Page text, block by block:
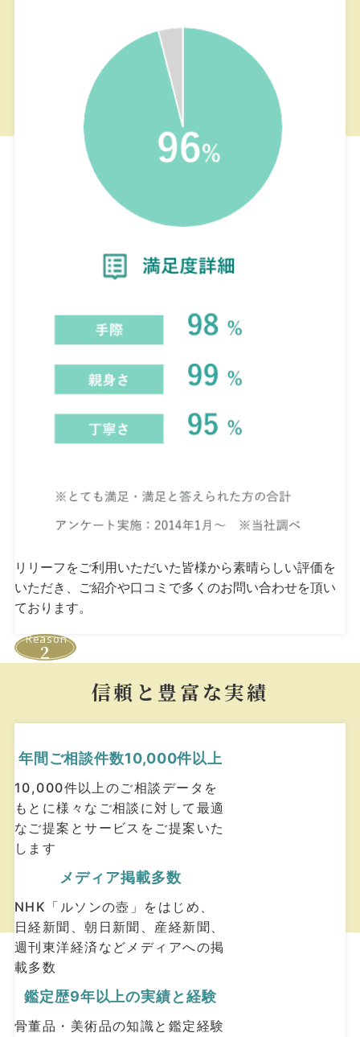
リリーフをご利用いただいた皆様から素晴らしい評価を
いただき、
ご紹介や口コミで多くのお問い合わせを頂い
ております。
Reason
2
信頼と豊富な実績
年間ご相談件数10,000件以上
10,000件以上のご相談データを
もとに様々なご相談に対して最適
なご提案とサービスをご提案いた
します
メディア掲載多数
NHK「ルソンの壺」をはじめ、
日経新聞、朝日新聞、産経新聞、
週刊東洋経済などメディアへの掲
載多数
鑑定歴9年以上の実績と経験
⾻董品・美術品の知識と鑑定経験